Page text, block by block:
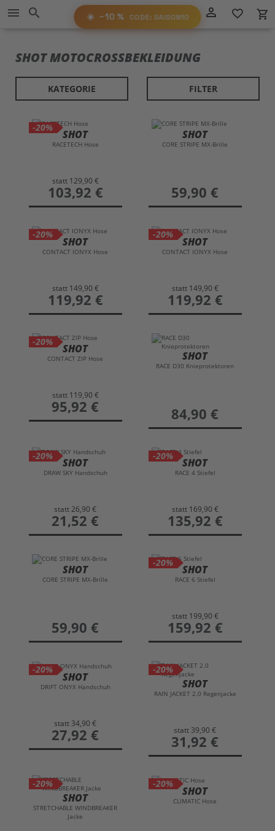
−10%RABATTAUF ALLES!
☀️ −10 % CODE: SAISON10
Direkt
zum
Inhalt
person_outline favorite_border local_grocery_store
menu search
SHOT MOTOCROSSBEKLEIDUNG
KATEGORIE FILTER
-20%
SHOT
RACETECH Hose
statt 129,90 €
preis
103,92 €
SHOT
CORE STRIPE MX-Brille
preis
59,90 €
-20%
SHOT
CONTACT IONYX Hose
statt 149,90 €
preis
119,92 €
-20%
SHOT
CONTACT IONYX Hose
statt 149,90 €
preis
119,92 €
-20%
SHOT
CONTACT ZIP Hose
statt 119,90 €
preis
95,92 €
SHOT
RACE D30 Knieprotektoren
preis
84,90 €
-20%
SHOT
DRAW SKY Handschuh
statt26,90 €
preis
21,52 €
-20%
SHOT
RACE 4 Stiefel
statt 169,90 €
preis
135,92 €
SHOT
CORE STRIPE MX-Brille
preis
59,90 €
-20%
SHOT
RACE 6 Stiefel
statt 199,90 €
preis
159,92 €
-20%
SHOT
DRIFT ONYX Handschuh
statt 34,90 €
preis
27,92 €
-20%
SHOT
RAIN JACKET 2.0 Regenjacke
statt 39,90 €
preis
31,92 €
-20%
SHOT
STRETCHABLE WINDBREAKER
Jacke
-20%
SHOT
CLIMATIC Hose